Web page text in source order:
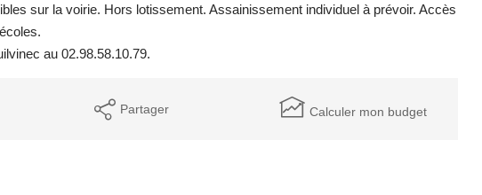
sur la voirie. Hors lotissement. Assainissement individuel à prévoir. Accès
au 02.98.58.10.79.
Partager Calculer mon budget